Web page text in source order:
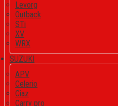
Levorg
Outback
STi
XV
WRX
SUZUKI
APV
Celerio
Ciaz
Carry pro